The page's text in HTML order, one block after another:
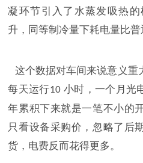
凝环节引入了水蒸发吸热
升，同等制冷量下耗电量比
这个数据对车间来说意义重
每天运行10 小时，一个月光
年累积下来就是一笔不小的
只看设备采购价，忽略了后
货，电费反而花得更多。